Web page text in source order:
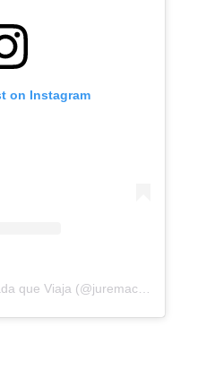
on Instagram
A post shared by Advogada que Viaja (@juremacintra)